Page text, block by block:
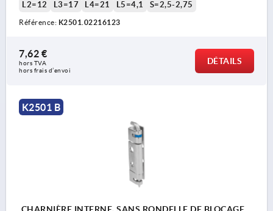
L2=12 L3=17 L4=21 L5=4,1 S=2,5-2,75
Référence: K2501.02216123
7,62 €
hors TVA
hors frais d’envoi
DÉTAILS
K2501 B